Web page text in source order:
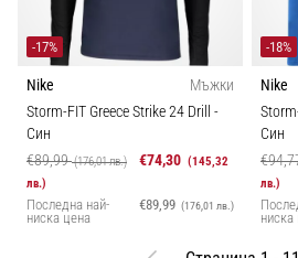
-17%
Nike
Мъжки
Storm-FIT Greece Strike 24 Drill -
Син
€89,99(176,01 лв.) €74,30 (145,32
лв.)
Последна най-
ниска цена
€89,99 (176,01 лв.)
-18%
Nike
Син
лв.)
ниска